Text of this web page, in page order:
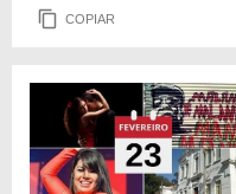
COPIAR